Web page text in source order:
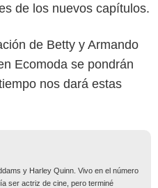
de los nuevos capítulos.
de Betty y Armando
Ecomoda se pondrán
nos dará estas
y Harley Quinn. Vivo en el número
ser actriz de cine, pero terminé